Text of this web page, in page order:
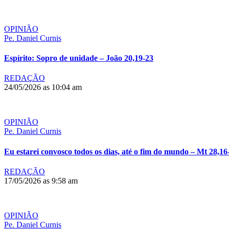
OPINIÃO
Pe. Daniel Curnis
Espírito: Sopro de unidade – João 20,19-23
REDAÇÃO
24/05/2026 as 10:04 am
OPINIÃO
Pe. Daniel Curnis
Eu estarei convosco todos os dias, até o fim do mundo – Mt
REDAÇÃO
17/05/2026 as 9:58 am
OPINIÃO
Pe. Daniel Curnis